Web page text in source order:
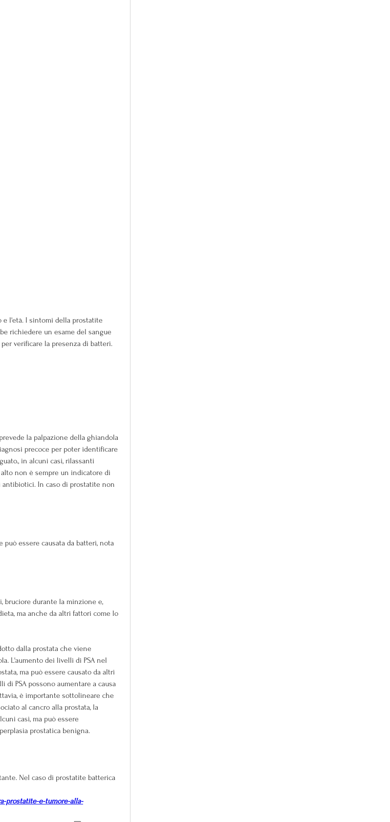
richiedere un esame del sangue
verificare la presenza di batteri.
la palpazione della ghiandola
precoce per poter identificare
in alcuni casi, rilassanti
non è sempre un indicatore di
antibiotici. In caso di prostatite non
essere causata da batteri, nota
bruciore durante la minzione e,
ma anche da altri fattori come lo
dalla prostata che viene
L'aumento dei livelli di PSA nel
ma può essere causato da altri
PSA possono aumentare a causa
è importante sottolineare che
al cancro alla prostata, la
casi, ma può essere
prostatica benigna.
Nel caso di prostatite batterica
prostatite-e-tumore-alla-